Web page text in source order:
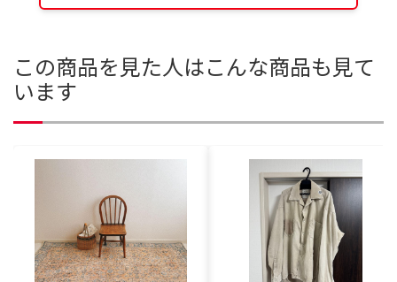
この商品を見た人はこんな商品も見て
います